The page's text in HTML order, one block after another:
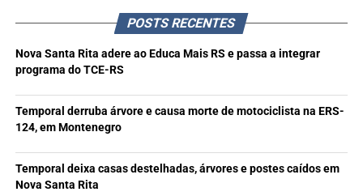
POSTS RECENTES
Nova Santa Rita adere ao Educa Mais RS e passa a integrar
programa do TCE-RS
Temporal derruba árvore e causa morte de motociclista na ERS-
124, em Montenegro
Temporal deixa casas destelhadas, árvores e postes caídos em
Nova Santa Rita